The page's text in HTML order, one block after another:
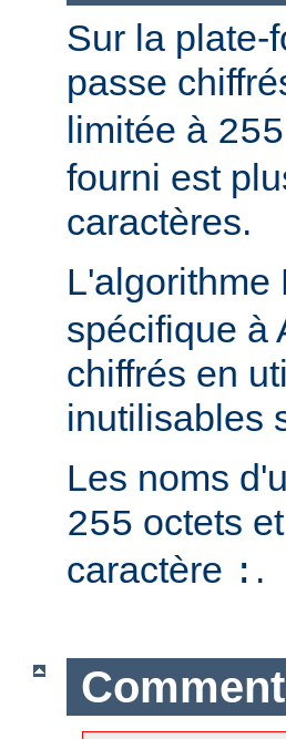
Sur la plate-
passe
limitée à 255
fourni est
caractères.
spécifique à
chiffrés en
inutilisables
Les noms
255 octets
caractère : .